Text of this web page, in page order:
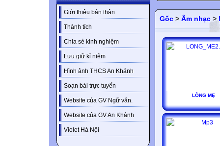
Giới thiệu bản thân
Thành tích
Chia sẻ kinh nghiệm
Lưu giữ kỉ niệm
Hình ảnh THCS An Khánh
Soạn bài trực tuyến
Website của GV Ngữ văn.
Website của GV An Khánh
Violet Hà Nội
Gốc > Âm nhạc >
LÒNG MẸ